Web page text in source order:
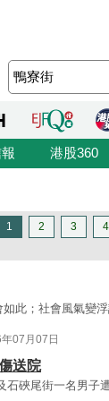
港股360
1 2 3 4
如此；社會風氣變
07月07日
送院
石硤尾街一名男子